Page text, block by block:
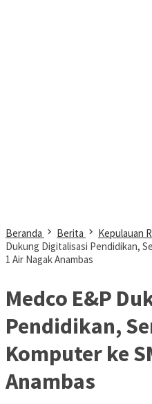
Beranda Berita Kepulauan
Dukung Digitalisasi Pendidikan,
1 Air Nagak Anambas
Medco E&P
Pendidikan,
Komputer ke
Anambas